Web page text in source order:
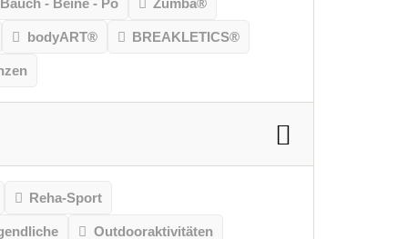
Bauch - Beine - Po Zumba®
bodyART® BREAKLETICS®
Reha-Sport
Outdooraktivitäten